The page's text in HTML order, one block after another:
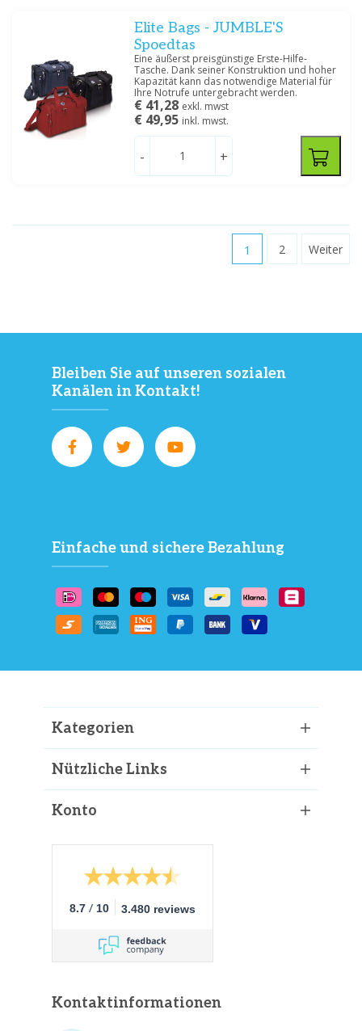
Elite Bags - JUMBLE'S
Spoedtas
Eine äußerst preisgünstige Erste-Hilfe-
Tasche. Dank seiner Konstruktion und hoher
Kapazität kann das notwendige Material für
Ihre Notrufe untergebracht werden.
€ 41,28 exkl. mwst
€ 49,95 inkl. mwst.
- +
1 2 Weiter
Bleiben Sie auf unseren sozialen
Kanälen in Kontakt!
Einfache und sichere Bezahlung
Kategorien
Nützliche Links
Konto
8.7 / 10 3.480 reviews
Kontaktinformationen